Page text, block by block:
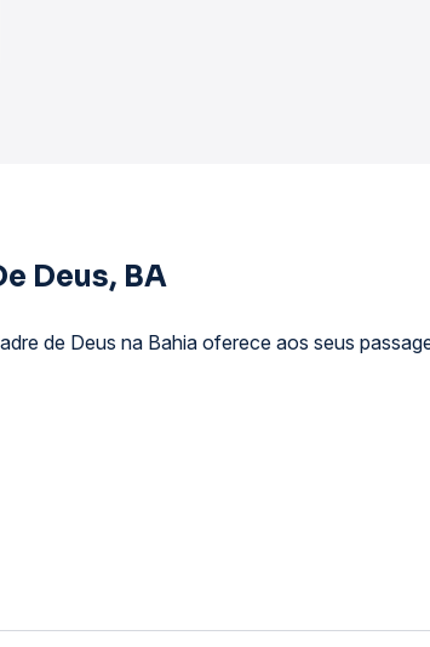
Deus, BA
de Deus na Bahia oferece aos seus